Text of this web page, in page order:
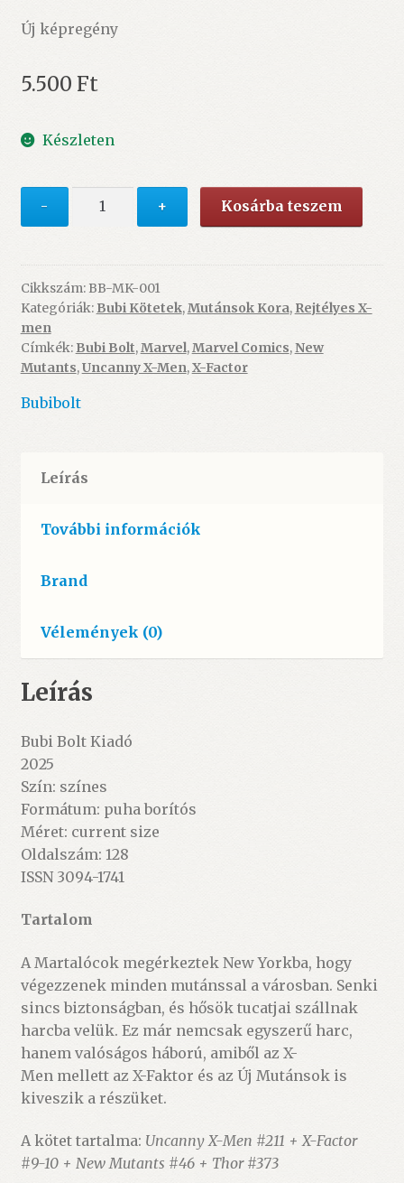
Új képregény
5.500 Ft
Készleten
-
Mutáns
(Mutánsok
Kora
2025/1)
ÚJ
mennyiség
+ Kosárba teszem
Cikkszám: BB-MK-001
Kategóriák: Bubi Kötetek,Mutánsok Kora, Rejtélyes X-
men
Címkék: Bubi Bolt,Marvel,Marvel Comics,New
Mutants,Uncanny X-Men,X-Factor
Bubibolt
Leírás
További információk
Brand
Vélemények (0)
Leírás
Bubi Bolt Kiadó
2025
Szín: színes
Formátum: puha borítós
Méret: current size
Oldalszám: 128
ISSN 3094-1741
Tartalom
A Martalócok megérkeztek New Yorkba, hogy
végezzenek minden mutánssal a városban. Senki
sincs biztonságban, és hősök tucatjai szállnak
harcba velük. Ez már nemcsak egyszerű harc,
hanem valóságos háború, amiből az X-
Men mellett az X-Faktor és az Új Mutánsok is
kiveszik a részüket.
A kötet tartalma: Uncanny X-Men #211 + X-Factor
#9-10 + New Mutants #46 + Thor #373